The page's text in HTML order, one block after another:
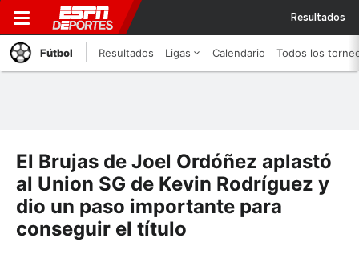
Resultados
Fútbol Resultados Ligas Calendario Todos los
El Brujas de Joel Ordóñez aplastó
al Union SG de Kevin Rodríguez y
dio un paso importante para
conseguir el título